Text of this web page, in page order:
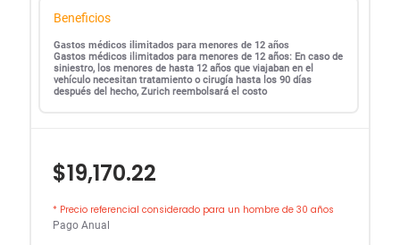
Beneficios
Gastos médicos ilimitados para menores de 12 años
Gastos médicos ilimitados para menores de 12 años: En caso de
siniestro, los menores de hasta 12 años que viajaban en el
vehículo necesitan tratamiento o cirugía hasta los 90 días
después del hecho, Zurich reembolsará el costo
$19,170.22
* Precio referencial considerado para un hombre de 30 años
Pago Anual